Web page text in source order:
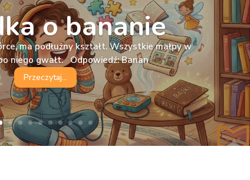
o bananie
ma podłużny kształt. Wszystkie małpy w
niego gwałt. Odpowiedź: Banan
Przeczytaj...